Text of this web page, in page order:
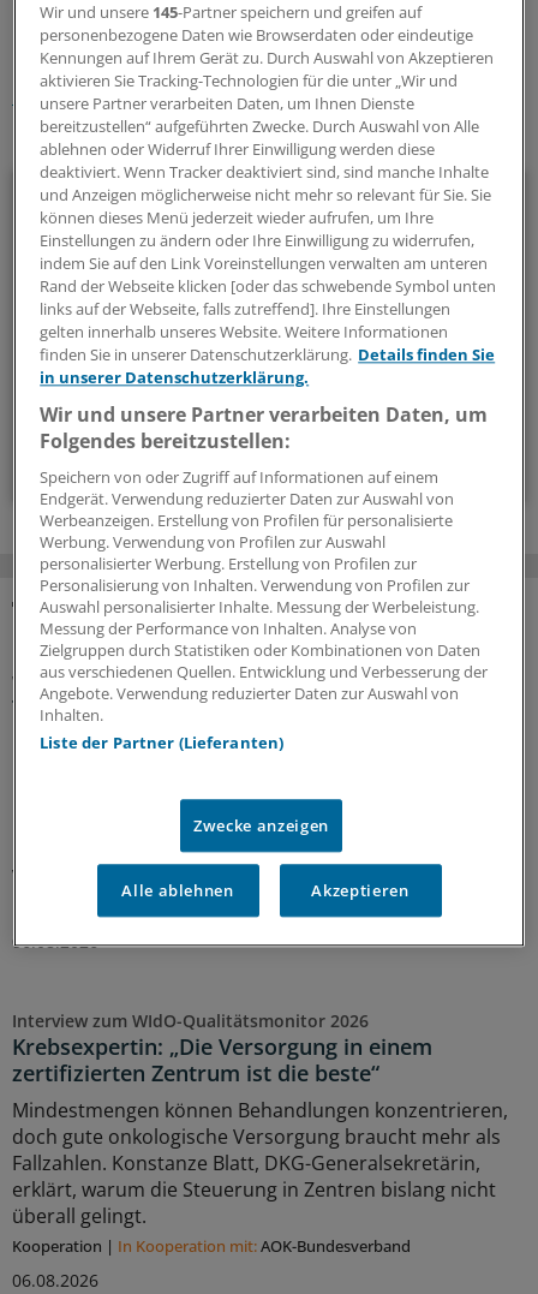
Schlagworte:
Krankenkassen
Ihr Newsletter zum Thema
Politik & Debatte
Mit diesem Newsletter blicken Sie hinter das tägliche
Geschehen in der Gesundheitspolitik. Mit Analysen,
Hintergründen und einem Blick auf Themen, die die Agenda
bestimmen.
MEHR ZUM THEMA
WIdO-Qualitätsmonitor 2026
Tumoroperationen: Mindestmengen
beschleunigen die Zentralisierung der
Krebsversorgung
Der WIdO-Qualitätsmonitor 2026 weist für mehrere
komplexe Tumoroperationen steigende Fallzahlen je
Krankenhaus aus. Damit konzentriert sich die
Versorgung auf weniger Kliniken.
AOK-Bundesverband
06.08.2026
Interview zum WIdO-Qualitätsmonitor 2026
Krebsexpertin: „Die Versorgung in einem
zertifizierten Zentrum ist die beste“
Mindestmengen können Behandlungen konzentrieren,
doch gute onkologische Versorgung braucht mehr als
Fallzahlen. Konstanze Blatt, DKG-Generalsekretärin,
erklärt, warum die Steuerung in Zentren bislang nicht
überall gelingt.
Kooperation | In Kooperation mit:AOK-Bundesverband
06.08.2026
Wir und unsere 145-Partner speichern und greifen auf
personenbezogene Daten wie Browserdaten oder eindeutige
Kennungen auf Ihrem Gerät zu. Durch Auswahl von Akzeptieren
aktivieren Sie Tracking-Technologien für die unter „Wir und
unsere Partner verarbeiten Daten, um Ihnen Dienste
bereitzustellen“ aufgeführten Zwecke. Durch Auswahl von Alle
ablehnen oder Widerruf Ihrer Einwilligung werden diese
deaktiviert. Wenn Tracker deaktiviert sind, sind manche Inhalte
und Anzeigen möglicherweise nicht mehr so relevant für Sie. Sie
können dieses Menü jederzeit wieder aufrufen, um Ihre
Einstellungen zu ändern oder Ihre Einwilligung zu widerrufen,
indem Sie auf den Link Voreinstellungen verwalten am unteren
Rand der Webseite klicken [oder das schwebende Symbol unten
links auf der Webseite, falls zutreffend]. Ihre Einstellungen
gelten innerhalb unseres Website. Weitere Informationen
finden Sie in unserer Datenschutzerklärung. Details finden Sie
in unserer Datenschutzerklärung.
Wir und unsere Partner verarbeiten Daten, um
Folgendes bereitzustellen:
Speichern von oder Zugriff auf Informationen auf einem
Endgerät. Verwendung reduzierter Daten zur Auswahl von
Werbeanzeigen. Erstellung von Profilen für personalisierte
Werbung. Verwendung von Profilen zur Auswahl
personalisierter Werbung. Erstellung von Profilen zur
Personalisierung von Inhalten. Verwendung von Profilen zur
Auswahl personalisierter Inhalte. Messung der Werbeleistung.
Messung der Performance von Inhalten. Analyse von
Zielgruppen durch Statistiken oder Kombinationen von Daten
aus verschiedenen Quellen. Entwicklung und Verbesserung der
Angebote. Verwendung reduzierter Daten zur Auswahl von
Inhalten.
Liste der Partner (Lieferanten)
Zwecke anzeigen
Alle ablehnen Akzeptieren